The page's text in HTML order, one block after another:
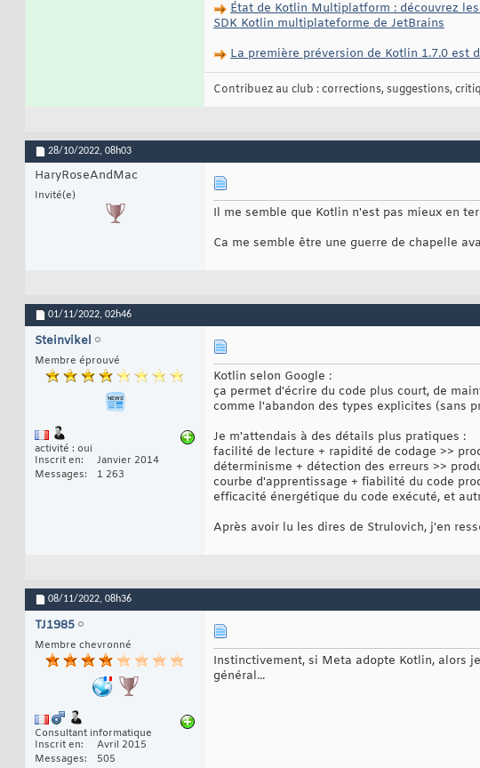
État de Kotlin Multiplatform : découvrez
SDK Kotlin multiplateforme de JetBrains
La première préversion de Kotlin 1.7.0 est
Contribuez au club : corrections, suggestions,
28/10/2022, 08h03
HaryRoseAndMac
Invité(e)
Il me semble que Kotlin n'est pas mieux en
Ca me semble être une guerre de chapelle
01/11/2022, 02h46
Steinvikel
Membre éprouvé
activité : oui
Inscrit en
Janvier 2014
Messages
1 263
Kotlin selon Google :
ça permet d'écrire du code plus court, de
comme l'abandon des types explicites (sans
Je m'attendais à des détails plus pratiques :
facilité de lecture + rapidité de codage >>
déterminisme + détection des erreurs >>
courbe d'apprentissage + fiabilité du code
efficacité énergétique du code exécuté, et
Après avoir lu les dires de Strulovich, j'en
08/11/2022, 08h36
TJ1985
Membre chevronné
Consultant informatique
Inscrit en
Avril 2015
Messages
505
Instinctivement, si Meta adopte Kotlin, alors
général...